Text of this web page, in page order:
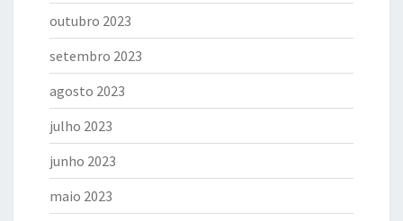
outubro 2023
setembro 2023
agosto 2023
julho 2023
junho 2023
maio 2023